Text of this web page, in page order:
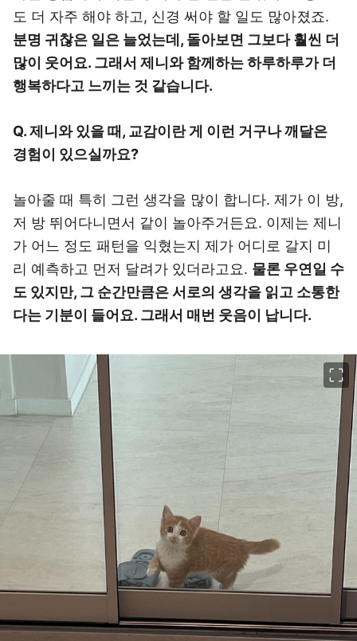
도 더 자주 해야 하고, 신경 써야 할 일도 많아졌죠.
분명 귀찮은 일은 늘었는데, 돌아보면 그보다 훨씬 더
많이 웃어요. 그래서 제니와 함께하는 하루하루가 더
행복하다고 느끼는 것 같습니다.
Q. 제니와 있을 때, 교감이란 게 이런 거구나 깨달은
경험이 있으실까요?
놀아줄 때 특히 그런 생각을 많이 합니다. 제가 이 방,
저 방 뛰어다니면서 같이 놀아주거든요. 이제는 제니
가 어느 정도 패턴을 익혔는지 제가 어디로 갈지 미
리 예측하고 먼저 달려가 있더라고요. 물론 우연일 수
도 있지만, 그 순간만큼은 서로의 생각을 읽고 소통한
다는 기분이 들어요. 그래서 매번 웃음이 납니다.